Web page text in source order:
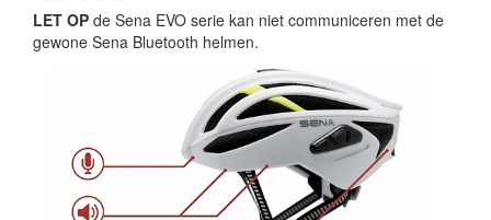
LET OP de Sena EVO serie kan niet communiceren met de
gewone Sena Bluetooth helmen.